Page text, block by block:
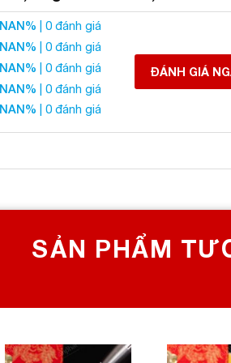
Fluorite Xanh 5A
liên hệ:
SỐ 1 VỀ ĐÁ PHONG THỦY
NAN% | 0 đánh giá
NAN% | 0 đánh giá
NAN% | 0 đánh giá
NAN% | 0 đánh giá
NAN% | 0 đánh giá
ĐÁNH GIÁ
SẢN PHẨM